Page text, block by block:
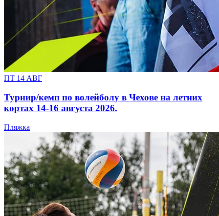
ПТ 14 АВГ
Турнир/кемп по волейболу в Чехове на летних
кортах 14-16 августа 2026.
Пляжка